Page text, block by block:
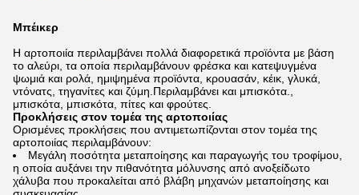
Μπέικερ
Η αρτοποιία περιλαμβάνει πολλά διαφορετικά προϊόντα με βάση
το αλεύρι, τα οποία περιλαμβάνουν φρέσκα και κατεψυγμένα
ψωμιά και ρολά, ημιψημένα προϊόντα, κρουασάν, κέικ, γλυκά,
ντόνατς, τηγανίτες και ζύμη.Περιλαμβάνει και μπισκότα.,
μπισκότα, μπισκότα, πίτες και φρούτες.
Προκλήσεις στον τομέα της αρτοποιίας
Ορισμένες προκλήσεις που αντιμετωπίζονται στον τομέα της
αρτοποιίας περιλαμβάνουν:
Μεγάλη ποσότητα μεταποίησης και παραγωγής του τροφίμου,
η οποία αυξάνει την πιθανότητα μόλυνσης από ανοξείδωτο
χάλυβα που προκαλείται από βλάβη μηχανών μεταποίησης και